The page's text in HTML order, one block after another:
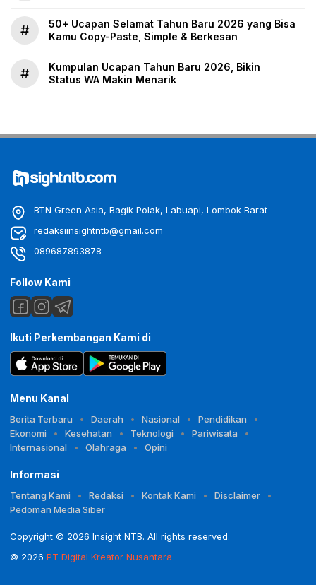
#
50+ Ucapan Selamat Tahun Baru 2026 yang Bisa
Kamu Copy-Paste, Simple & Berkesan
#
Kumpulan Ucapan Tahun Baru 2026, Bikin
Status WA Makin Menarik
BTN Green Asia, Bagik Polak, Labuapi, Lombok Barat
redaksiinsightntb@gmail.com
089687893878
Follow Kami
Ikuti Perkembangan Kami di
Menu Kanal
Berita Terbaru Daerah Nasional
Pendidikan
Ekonomi
Kesehatan Teknologi
Pariwisata
Internasional
Olahraga Opini
Informasi
Tentang Kami Redaksi Kontak Kami
Disclaimer
Pedoman Media Siber
Copyright © 2026 Insight NTB. All rights reserved.
© 2026 PT Digital Kreator Nusantara